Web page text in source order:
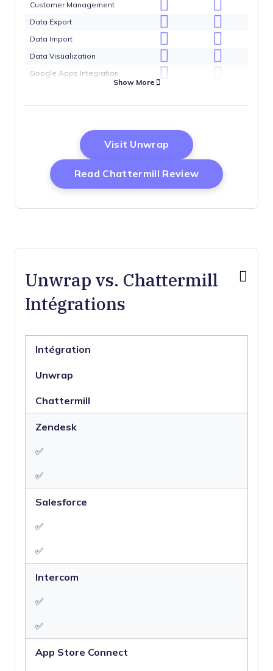
Customer Management
Data Export
Data Import
Data Visualization
Google Apps Integration
Marketing Automation
Show More
Visit Unwrap Opens New Window
Read Chattermill ReviewOpens New
Unwrap vs. Chattermill
Intégrations
Intégration
Unwrap
Chattermill
Zendesk
✅
✅
Salesforce
✅
✅
Intercom
✅
✅
App Store Connect